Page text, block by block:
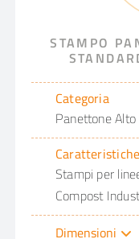
STAMPO
Categoria
Panettone Alto
Caratteristiche
Stampi per
Compost
Dimensioni